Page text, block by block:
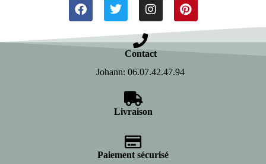
Contact
Johann: 06.07.42.47.94
Livraison
Paiement sécurisé